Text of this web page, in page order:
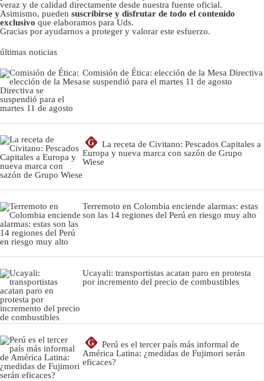
veraz y de calidad directamente desde nuestra fuente oficial.
Asimismo, pueden suscribirse y disfrutar de todo el contenido
exclusivo que elaboramos para Uds.
Gracias por ayudarnos a proteger y valorar este esfuerzo.
últimas noticias
Comisión de Ética: elección de la Mesa Directiva
se suspendió para el martes 11 de agosto
G
La receta de Civitano: Pescados Capitales a
Europa y nueva marca con sazón de Grupo
Wiese
Terremoto en Colombia enciende alarmas: estas
son las 14 regiones del Perú en riesgo muy alto
Ucayali: transportistas acatan paro en protesta
por incremento del precio de combustibles
G
Perú es el tercer país más informal de
América Latina: ¿medidas de Fujimori serán
eficaces?